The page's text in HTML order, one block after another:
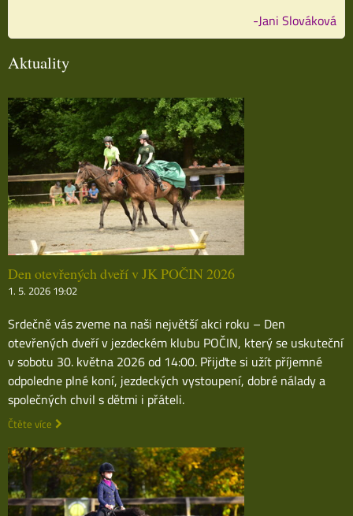
-Jani Slováková
Aktuality
Den otevřených dveří v JK POČIN 2026
1. 5. 2026 19:02
Srdečně vás zveme na naši největší akci roku – Den
otevřených dveří v jezdeckém klubu POČIN, který se uskuteční
v sobotu 30. května 2026 od 14:00. Přijďte si užít příjemné
odpoledne plné koní, jezdeckých vystoupení, dobré nálady a
společných chvil s dětmi i přáteli.
Čtěte více